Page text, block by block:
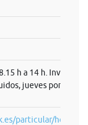
h a 14 h. Invierno:
jueves por la
particular/home/